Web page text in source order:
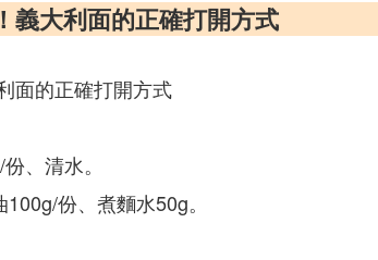
義大利面的正確打開方式
面的正確打開方式
、清水。
份、煮麵水50g。